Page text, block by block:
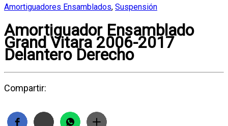
Amortiguadores Ensamblados, Suspensión
Amortiguador Ensamblado
Grand Vitara 2006-2017
Delantero Derecho
Compartir: